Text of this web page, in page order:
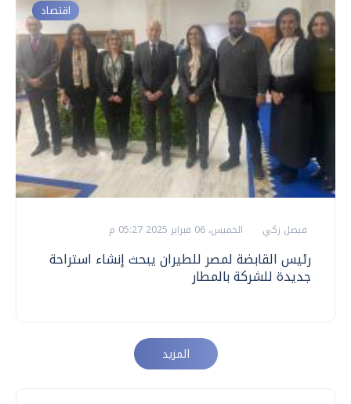
اقتصاد
فيصل زكي الخميس، 06 فبراير 2025 05:27 م
رئيس القابضة لمصر للطيران يبحث إنشاء استراحة
جديدة للشركة بالمطار
المزيد